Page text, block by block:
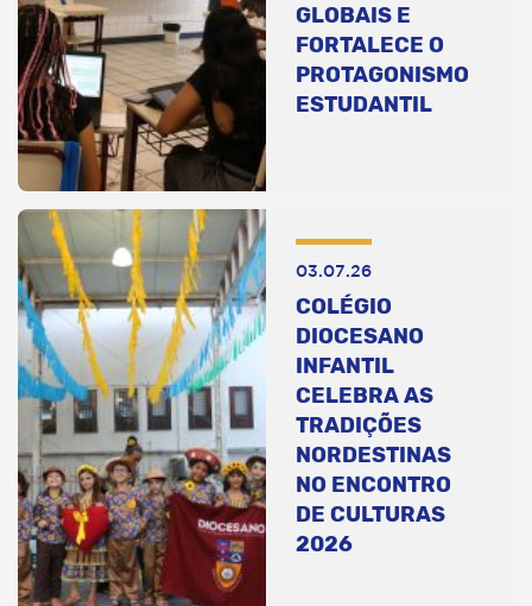
GLOBAIS E
FORTALECE O
PROTAGONISMO
ESTUDANTIL
03.07.26
COLÉGIO
DIOCESANO
INFANTIL
CELEBRA AS
TRADIÇÕES
NORDESTINAS
NO ENCONTRO
DE CULTURAS
2026